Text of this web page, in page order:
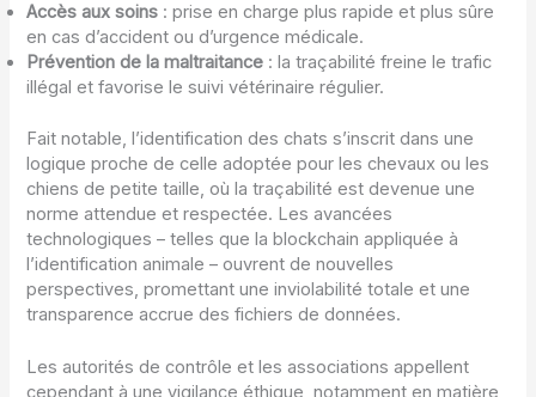
Accès aux soins : prise en charge plus rapide et plus sûre
en cas d’accident ou d’urgence médicale.
Prévention de la maltraitance : la traçabilité freine le trafic
illégal et favorise le suivi vétérinaire régulier.
Fait notable, l’identification des chats s’inscrit dans une
logique proche de celle adoptée pour les chevaux ou les
chiens de petite taille, où la traçabilité est devenue une
norme attendue et respectée. Les avancées
technologiques – telles que la blockchain appliquée à
l’identification animale – ouvrent de nouvelles
perspectives, promettant une inviolabilité totale et une
transparence accrue des fichiers de données.
Les autorités de contrôle et les associations appellent
cependant à une vigilance éthique, notamment en matière